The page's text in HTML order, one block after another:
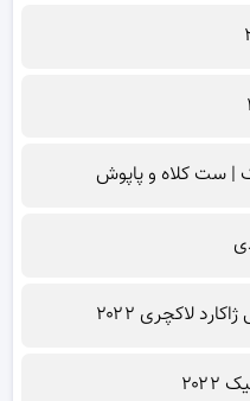
| ست کلاه و پاپوش
لاکچری ۲۰۲۲